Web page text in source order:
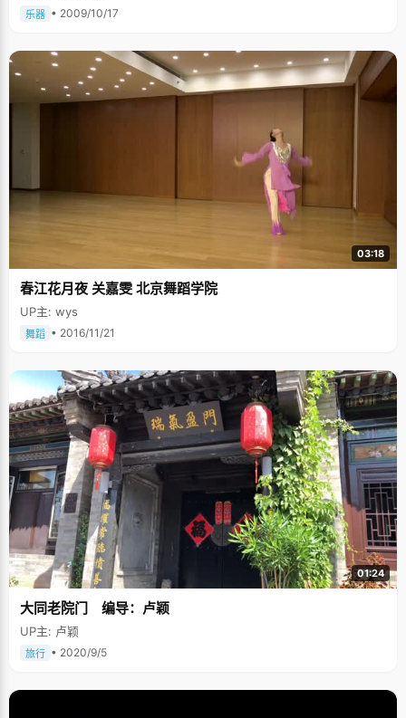
乐器 • 2009/10/17
03:18
春江花月夜 关嘉雯 北京舞蹈学院
UP主: wys
舞蹈 • 2016/11/21
01:24
大同老院门 编导：卢颖
UP主: 卢颖
旅行 • 2020/9/5